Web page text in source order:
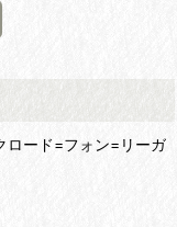
ード=フォン=リーガ